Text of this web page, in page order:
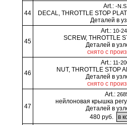
44
Art.: -
DECAL, THROTTLE STOP
Деталей в
45
Art.: 10-
SCREW, THROTTLE
Деталей в
снято с
46
Art.: 11-
NUT, THROTTLE STOP
Деталей в
снято с
47
Art.:
нейлоновая крышка
Деталей в
480 руб.